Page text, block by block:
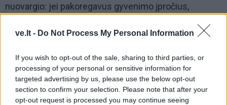
ve.lt - Do Not Process My Personal Information
If you wish to opt-out of the sale, sharing to third parties, or
processing of your personal or sensitive information for
targeted advertising by us, please use the below opt-out
section to confirm your selection. Please note that after your
opt-out request is processed you may continue seeing
nuovargio: jei pakoregavus gyvenimo įpročius,
papildus energijos stoka išlieka, reikėtų kreiptis į